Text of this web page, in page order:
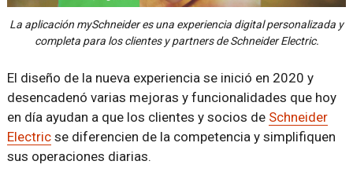
La aplicación mySchneider es una experiencia digital personalizada y
completa para los clientes y partners de Schneider Electric.
El diseño de la nueva experiencia se inició en 2020 y
desencadenó varias mejoras y funcionalidades que hoy
en día ayudan a que los clientes y socios de Schneider
Electricse diferencien de la competencia y simplifiquen
sus operaciones diarias.